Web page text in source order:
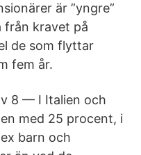
är ”yngre”
från kravet på
de som flyttar
fem år.
8 — I Italien och
med 25 procent, i
barn och